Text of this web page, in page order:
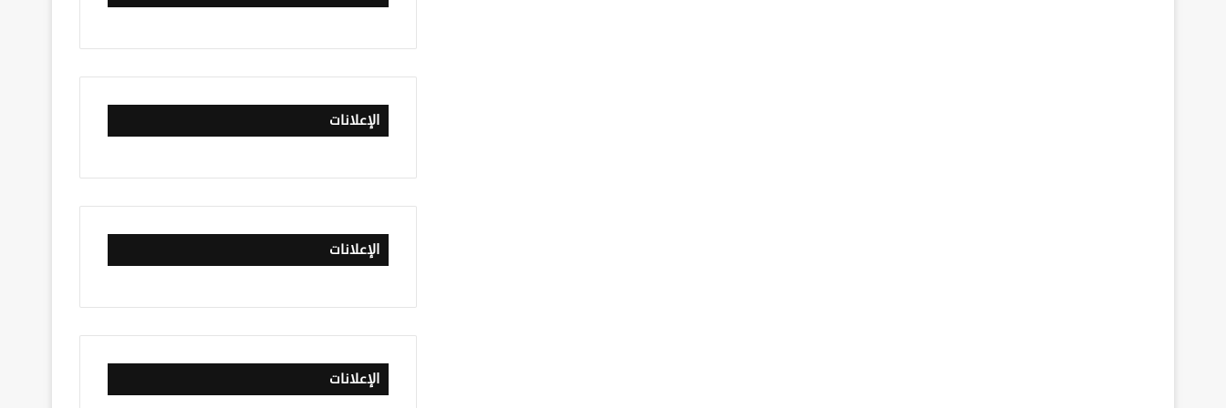
الإعلانات
الإعلانات
الإعلانات